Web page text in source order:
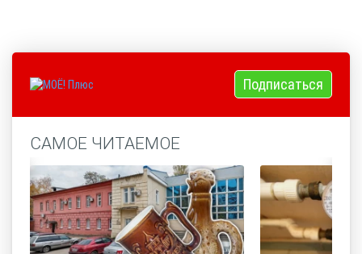
Подписаться
САМОЕ ЧИТАЕМОЕ